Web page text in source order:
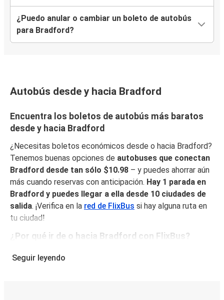
¿Puedo anular o cambiar un boleto de autobús
para Bradford?
Autobús desde y hacia Bradford
Encuentra los boletos de autobús más baratos
desde y hacia Bradford
¿Necesitas boletos económicos desde o hacia Bradford?
Tenemos buenas opciones de autobuses que conectan
Bradford desde tan sólo $10.98 – y puedes ahorrar aún
más cuando reservas con anticipación. Hay 1 parada en
Bradford y puedes llegar a ella desde 10 ciudades de
salida. ¡Verifica en la red de FlixBus si hay alguna ruta en
tu ciudad!
¿Por qué ir de o hacia Bradford con FlixBus?
FlixBus combina precios bajos con comodidad para
Seguir leyendo